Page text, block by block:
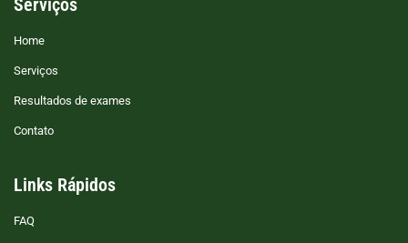
Serviços
Home
Serviços
Resultados de exames
Contato
Links Rápidos
FAQ